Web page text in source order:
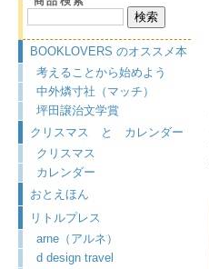
BOOKLOVERS のオススメ本
考えることから始めよう
中外燐寸社（マッチ）
坪田譲治文学賞
クリスマス と カレンダー
クリスマス
カレンダー
おとえほん
リトルプレス
arne（アルネ）
d design travel